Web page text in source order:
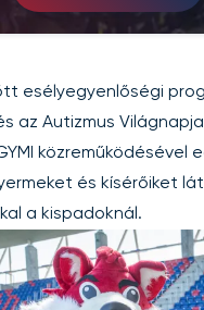
esélyegyenlőségi
az Autizmus
közreműködésével
és kísérőiket
a kispadoknál.